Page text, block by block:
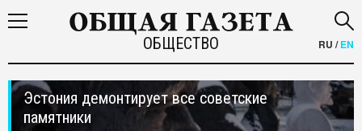
ОБЩЕСТВО RU /EN
Эстония демонтирует все советские
памятники